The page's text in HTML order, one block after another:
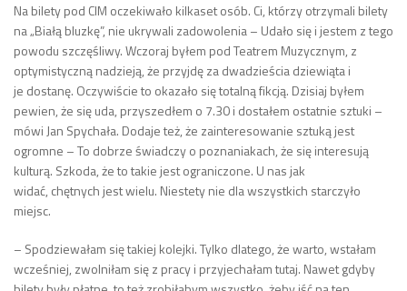
Na bilety pod CIM oczekiwało kilkaset osób. Ci, którzy otrzymali bilety
na „Białą bluzkę”, nie ukrywali zadowolenia – Udało się i jestem z tego
powodu szczęśliwy. Wczoraj byłem pod Teatrem Muzycznym, z
optymistyczną nadzieją, że przyjdę za dwadzieścia dziewiąta i
je dostanę. Oczywiście to okazało się totalną fikcją. Dzisiaj byłem
pewien, że się uda, przyszedłem o 7.30 i dostałem ostatnie sztuki –
mówi Jan Spychała. Dodaje też, że zainteresowanie sztuką jest
ogromne – To dobrze świadczy o poznaniakach, że się interesują
kulturą. Szkoda, że to takie jest ograniczone. U nas jak
widać, chętnych jest wielu. Niestety nie dla wszystkich starczyło
miejsc.
– Spodziewałam się takiej kolejki. Tylko dlatego, że warto, wstałam
wcześniej, zwolniłam się z pracy i przyjechałam tutaj. Nawet gdyby